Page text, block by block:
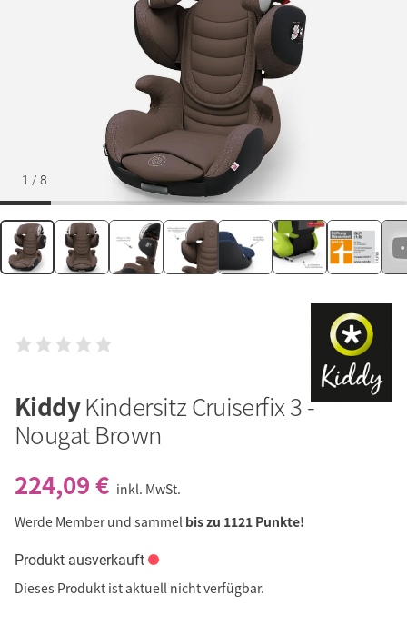
1 / 8
KiddyKindersitz Cruiserfix 3 -
Nougat Brown
224,09 € inkl. MwSt.
Werde Member und sammel bis zu 1121 Punkte!
Produkt ausverkauft
Dieses Produkt ist aktuell nicht verfügbar.